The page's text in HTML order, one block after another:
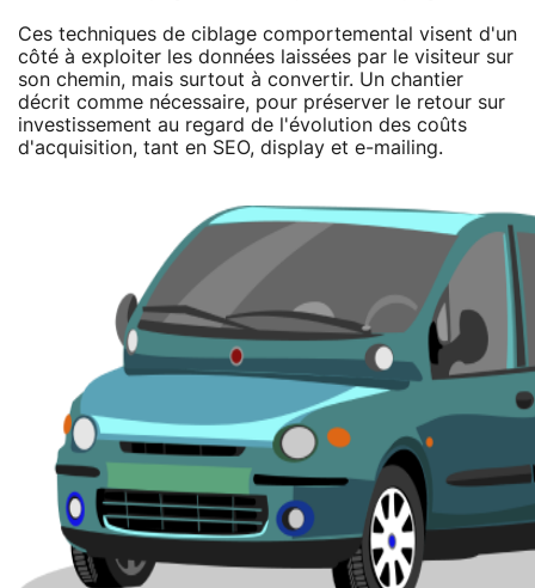
Ces techniques de ciblage comportemental visent d'un
côté à exploiter les données laissées par le visiteur sur
son chemin, mais surtout à convertir. Un chantier
décrit comme nécessaire, pour préserver le retour sur
investissement au regard de l'évolution des coûts
d'acquisition, tant en SEO, display et e-mailing.